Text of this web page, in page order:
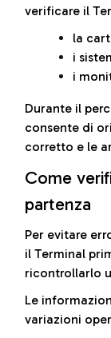
verificare il
la
i
i
Durante il
consente di
corretto e le
Come
partenza
Per evitare
il Terminal
ricontrollarlo
Le
variazioni